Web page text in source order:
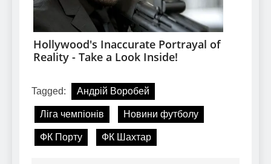
Tagged: Андрій Воробей
Ліга чемпіонів Новини футболу
ФК Порту ФК Шахтар